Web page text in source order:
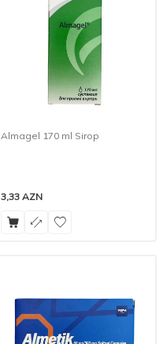
Almagel 170 ml Sirop
3,33 AZN